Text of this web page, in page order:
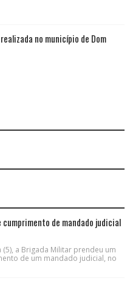
no município de Dom
cumprimento de mandado judicial
a Brigada Militar prendeu um
de um mandado judicial, no